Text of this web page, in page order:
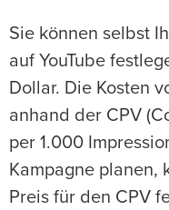
Sie können selbst
auf YouTube
Dollar. Die Kosten
anhand der CPV
per 1.000
Kampagne planen,
Preis für den CPV